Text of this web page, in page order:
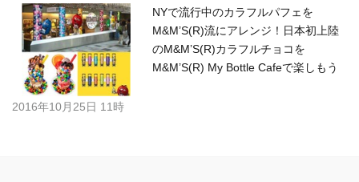
NYで流行中のカラフルパフェを
M&M’S(R)流にアレンジ！日本初上陸
のM&M’S(R)カラフルチョコを
M&M’S(R) My Bottle Cafeで楽しもう
2016年10月25日 11時